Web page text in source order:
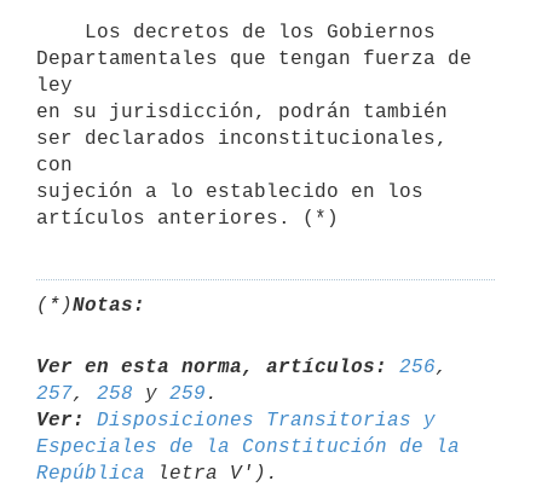
Departamentales que tengan fuerza de
ley
en su jurisdicción, podrán también
ser declarados inconstitucionales,
con
sujeción a lo establecido en los
(*)Notas:
Ver en esta norma, artículos: 256
257, 258 y 259
Ver:
Disposiciones Transitorias y
Especiales de la Constitución de la
República